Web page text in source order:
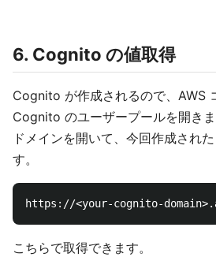
6. Cognito の値取得
Cognito が作成されるので、AWS
Cognito のユーザープールを開きま
ドメインを開いて、今回作成され
す。
こちらで取得できます。